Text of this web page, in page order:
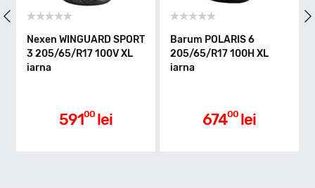
C
Aderenta pe carosabil ud
Nexen WINGUARD SPORT
3 205/65/R17 100V XL
iarna
59100 lei
Barum POLARIS 6
205/65/R17 100H XL
iarna
67400 lei